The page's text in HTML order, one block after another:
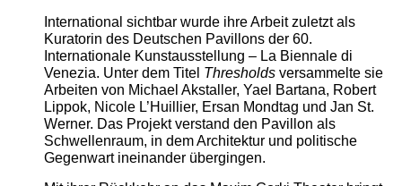
International sichtbar wurde ihre Arbeit zuletzt als
Kuratorin des Deutschen Pavillons der 60.
Internationale Kunstausstellung – La Biennale di
Venezia. Unter dem Titel Thresholdsversammelte sie
Arbeiten von Michael Akstaller, Yael Bartana, Robert
Lippok, Nicole L’Huillier, Ersan Mondtag und Jan St.
Werner. Das Projekt verstand den Pavillon als
Schwellenraum, in dem Architektur und politische
Gegenwart ineinander übergingen.